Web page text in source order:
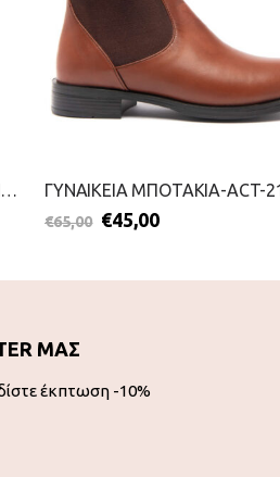
ΓΥΝΑΙΚΕΙΕΣ ΓΟΒΕΣ ΛΟΥΣΤΡΙΝΙ-ENVIE-2099-0517-ΜΠΛΕ
€65,00 €45,00
ΜΑΣ
έκπτωση -10%